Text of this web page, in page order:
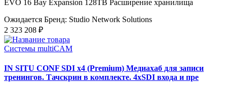
EVO 16 Bay Expansion 128TB Расширение хранилища
Ожидается Бренд: Studio Network Solutions
2 323 208 ₽
Системы multiCAM
IN SITU CONF SDI x4 (Premium) Медиахаб для записи
тренингов. Тачскрин в комплекте. 4xSDI входа и пре